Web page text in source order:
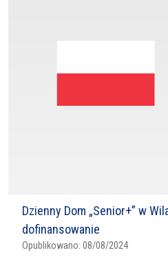
Dzienny Dom „Senior+” w
dofinansowanie
Opublikowano: 08/08/2024